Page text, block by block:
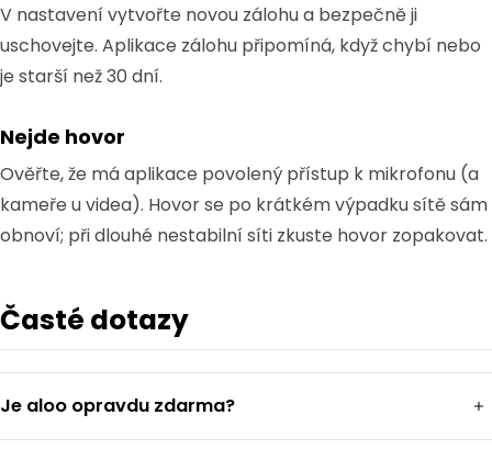
V nastavení vytvořte novou zálohu a bezpečně ji
uschovejte. Aplikace zálohu připomíná, když chybí nebo
je starší než 30 dní.
Nejde hovor
Ověřte, že má aplikace povolený přístup k mikrofonu (a
kameře u videa). Hovor se po krátkém výpadku sítě sám
obnoví; při dlouhé nestabilní síti zkuste hovor zopakovat.
Časté dotazy
Je aloo opravdu zdarma?